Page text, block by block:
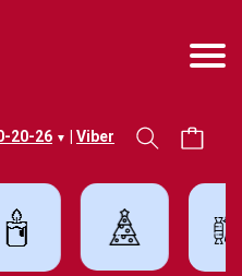
20-26 ▼ Viber